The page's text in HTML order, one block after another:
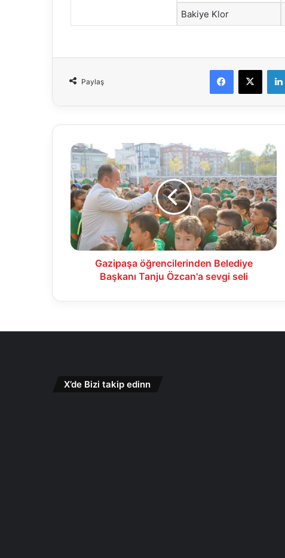
Bakiye Klor
Paylaş
Facebook
X
Gazipaşa
öğrencilerinden
Belediye
Başkanı
Tanju
Özcan'a
sevgi
seli
Gazipaşa öğrencilerinden Belediye
Başkanı Tanju Özcan'a sevgi seli
X’de Bizi takip edinn